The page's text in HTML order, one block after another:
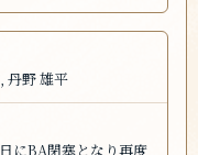
丹野 雄平
にBA閉塞となり再度